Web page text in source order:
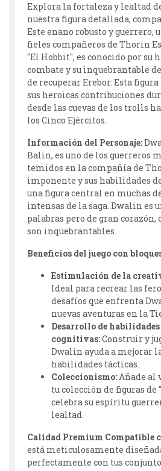
Explora la fortaleza y lealtad
nuestra figura detallada,
Este enano robusto y guerrero,
fieles compañeros de Thorin
"El Hobbit", es conocido por su
combate y su inquebrantable
de recuperar Erebor. Esta
sus heroicas contribuciones
desde las cuevas de los trolls
los Cinco Ejércitos.
Información del Personaje:
Balin, es uno de los guerreros
temidos en la compañía de
imponente y sus habilidades
una figura central en muchas
intensas de la saga. Dwalin es
palabras pero de gran
son inquebrantables.
Beneficios del juego con
Estimulación de la
Ideal para recrear las
desafíos que enfrenta
nuevas aventuras en la
Desarrollo de
cognitivas:Construir y
Dwalin ayuda a mejorar
habilidades tácticas.
Coleccionismo:Añade al
tu colección de figuras de
celebra su espíritu
lealtad.
Calidad Premium Compatible
está meticulosamente
perfectamente con tus